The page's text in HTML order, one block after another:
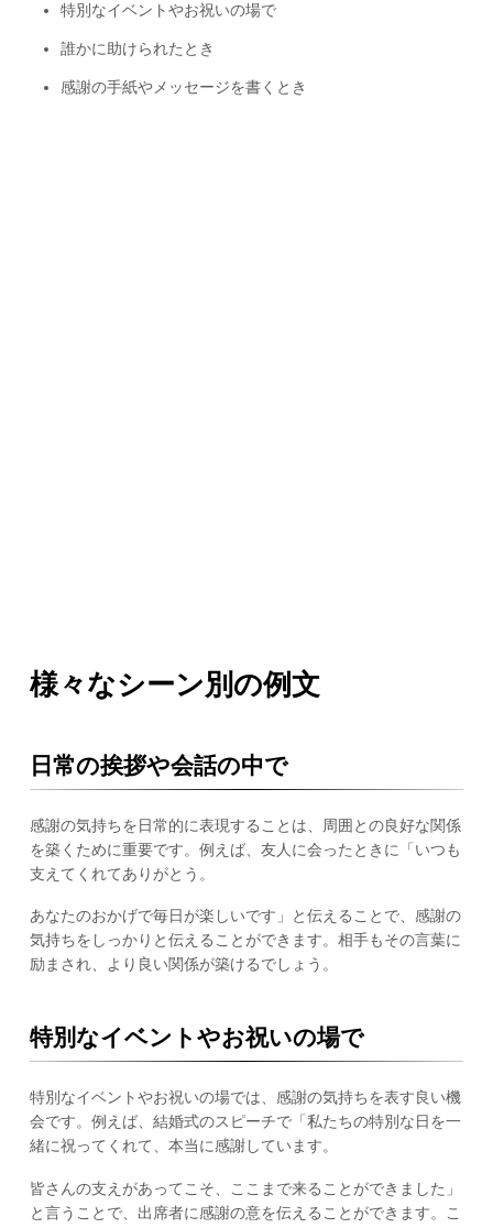
特別なイベントやお祝いの場で
誰かに助けられたとき
感謝の手紙やメッセージを書くとき
様々なシーン別の例文
日常の挨拶や会話の中で
感謝の気持ちを日常的に表現することは、周囲との良好な関係
を築くために重要です。例えば、友人に会ったときに「いつも
支えてくれてありがとう。
あなたのおかげで毎日が楽しいです」と伝えることで、感謝の
気持ちをしっかりと伝えることができます。相手もその言葉に
励まされ、より良い関係が築けるでしょう。
特別なイベントやお祝いの場で
特別なイベントやお祝いの場では、感謝の気持ちを表す良い機
会です。例えば、結婚式のスピーチで「私たちの特別な日を一
緒に祝ってくれて、本当に感謝しています。
皆さんの支えがあってこそ、ここまで来ることができました」
と言うことで、出席者に感謝の意を伝えることができます。こ